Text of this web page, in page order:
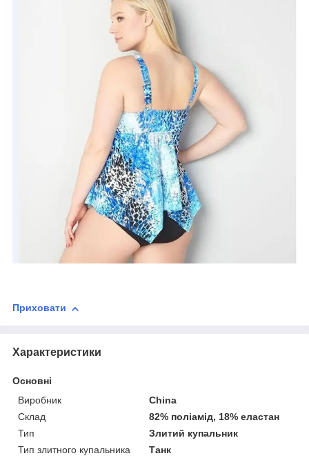
Приховати
Характеристики
Основні
Виробник
China
Склад
82% поліамід, 18% еластан
Тип
Злитий купальник
Тип злитного купальника
Танк